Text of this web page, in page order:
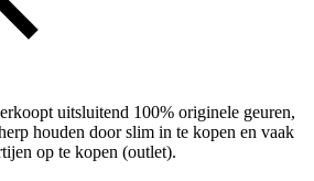
uitsluitend 100% originele geuren,
houden door slim in te kopen en vaak
op te kopen (outlet).